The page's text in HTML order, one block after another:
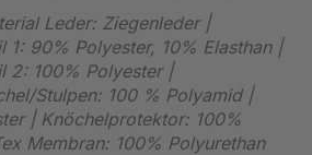
Leder: Ziegenleder |
1: 90% Polyester, 10% Elasthan |
2: 100% Polyester |
Stulpen: 100 % Polyamid |
| Knöchelprotektor: 100%
Membran: 100% Polyurethan